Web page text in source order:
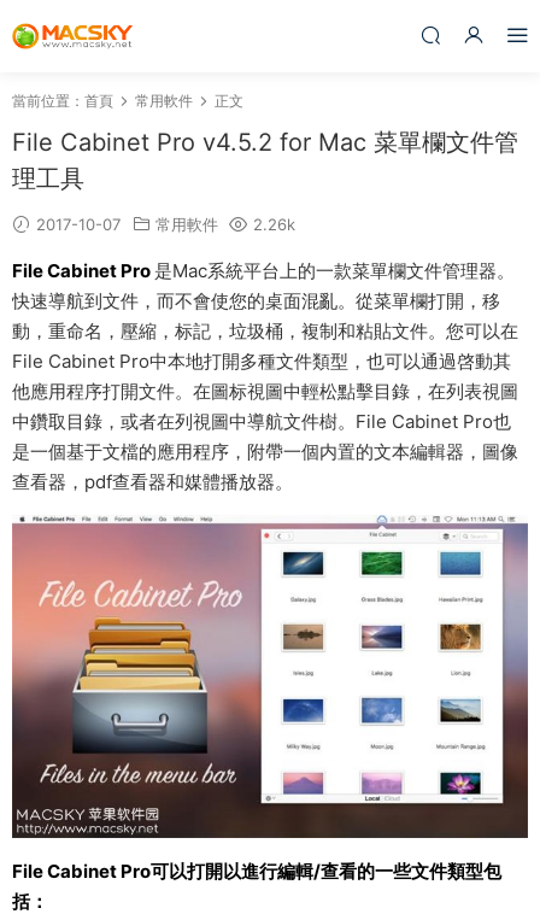
當前位置： 首頁 常用軟件 正文
File Cabinet Pro v4.5.2 for Mac 菜單欄文件管
理工具
2017-10-07 常用軟件 2.26k
File Cabinet Pro 是Mac系統平台上的一款菜單欄文件管理器。
快速導航到文件，而不會使您的桌面混亂。從菜單欄打開，移
動，重命名，壓縮，标記，垃圾桶，複制和粘貼文件。您可以在
File Cabinet Pro中本地打開多種文件類型，也可以通過啓動其
他應用程序打開文件。在圖标視圖中輕松點擊目錄，在列表視圖
中鑽取目錄，或者在列視圖中導航文件樹。File Cabinet Pro也
是一個基于文檔的應用程序，附帶一個内置的文本編輯器，圖像
查看器，pdf查看器和媒體播放器。
File Cabinet Pro可以打開以進行編輯/查看的一些文件類型包
括：